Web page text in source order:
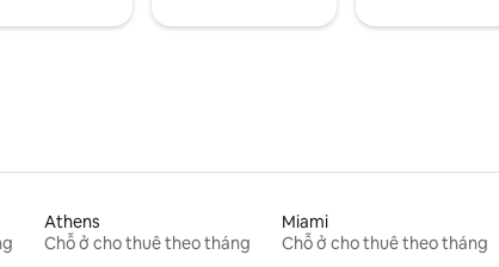
Athens
Chỗ ở cho thuê theo tháng
Miami
Chỗ ở cho thuê theo tháng